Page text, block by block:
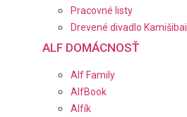
Pracovné listy
Drevené divadlo Kamišibai
ALF DOMÁCNOSŤ
Alf Family
AlfBook
Alfík